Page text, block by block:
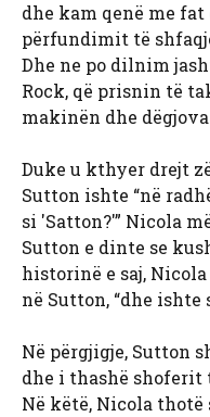
dhe kam qenë me fat
përfundimit të
Dhe ne po dilnim
Rock, që prisnin të
makinën dhe dëgjova
Duke u kthyer drejt
Sutton ishte “në
si 'Satton?'” Nicola
Sutton e dinte se
historinë e saj, Nicola
në Sutton, “dhe ishte
Në përgjigje, Sutton
dhe i thashë shoferit
Në këtë, Nicola thotë